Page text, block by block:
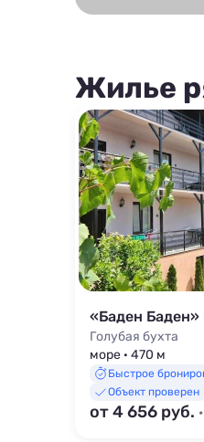
Жилье
«Баден Баден»
Голубая бухта
море · 470 м
Быстрое
Объект проверен
от 4 656 руб.